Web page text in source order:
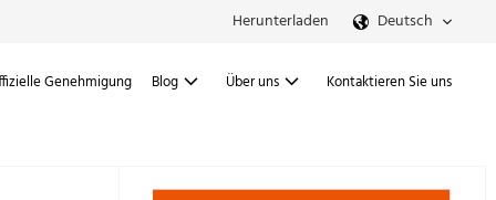
Herunterladen Deutsch
Genehmigung Blog Über uns Kontaktieren Sie uns